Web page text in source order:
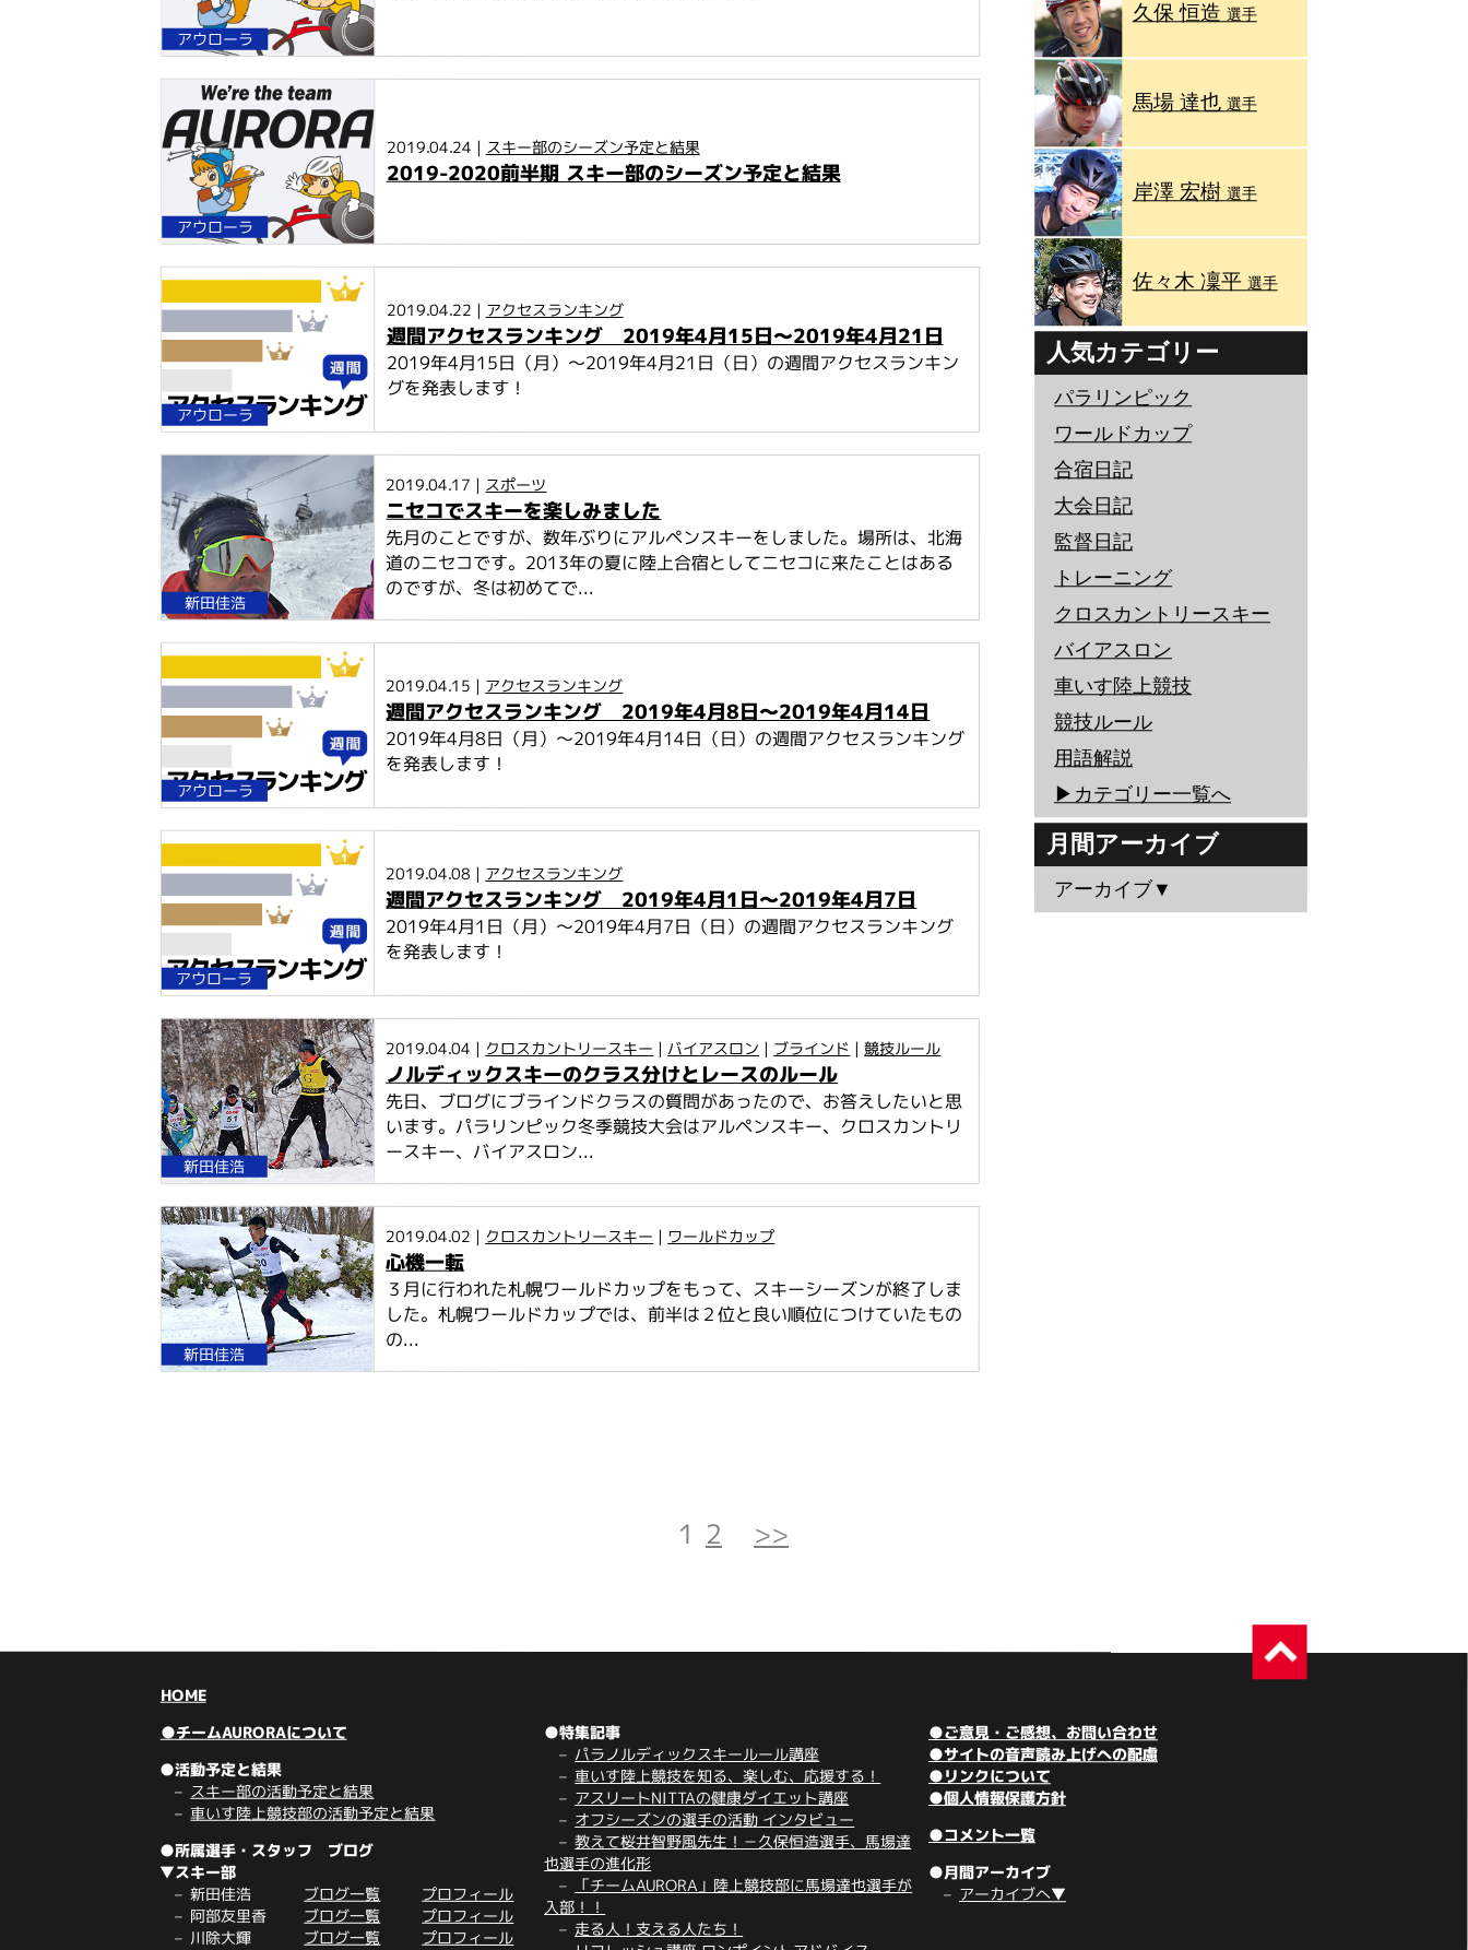
アウローラ
アウローラ
2019.04.24 | スキー部のシーズン予定と結果
2019-2020前半期 スキー部のシーズン予定と結果
アウローラ
2019.04.22 | アクセスランキング
週間アクセスランキング 2019年4月15日～2019年4月21日
2019年4月15日（月）～2019年4月21日（日）の週間アクセスランキン
グを発表します！
新田佳浩
2019.04.17 | スポーツ
ニセコでスキーを楽しみました
先月のことですが、数年ぶりにアルペンスキーをしました。場所は、北海
道のニセコです。2013年の夏に陸上合宿としてニセコに来たことはある
のですが、冬は初めてで...
アウローラ
2019.04.15 | アクセスランキング
週間アクセスランキング 2019年4月8日～2019年4月14日
2019年4月8日（月）～2019年4月14日（日）の週間アクセスランキング
を発表します！
アウローラ
2019.04.08 | アクセスランキング
週間アクセスランキング 2019年4月1日～2019年4月7日
2019年4月1日（月）～2019年4月7日（日）の週間アクセスランキング
を発表します！
新田佳浩
2019.04.04 | クロスカントリースキー | バイアスロン | ブラインド |競技ルール
ノルディックスキーのクラス分けとレースのルール
先日、ブログにブラインドクラスの質問があったので、お答えしたいと思
います。パラリンピック冬季競技大会はアルペンスキー、クロスカントリ
ースキー、バイアスロン...
新田佳浩
2019.04.02 | クロスカントリースキー | ワールドカップ
心機一転
３月に行われた札幌ワールドカップをもって、スキーシーズンが終了しま
した。札幌ワールドカップでは、前半は２位と良い順位につけていたもの
の...
久保 恒造 選手
馬場 達也 選手
岸澤 宏樹 選手
佐々木 凜平 選手
人気カテゴリー
パラリンピック
ワールドカップ
合宿日記
大会日記
監督日記
トレーニング
クロスカントリースキー
バイアスロン
車いす陸上競技
競技ルール
用語解説
▶︎カテゴリー一覧へ
月間アーカイブ
アーカイブ▼
1 2 >>
HOME
●チームAURORAについて
●活動予定と結果
スキー部の活動予定と結果
車いす陸上競技部の活動予定と結果
●所属選手・スタッフ ブログ
▼スキー部
新田佳浩 ブログ一覧 プロフィール
阿部友里香 ブログ一覧 プロフィール
川除大輝 ブログ一覧 プロフィール
●特集記事
パラノルディックスキールール講座
車いす陸上競技を知る、楽しむ、応援する！
アスリートNITTAの健康ダイエット講座
オフシーズンの選手の活動 インタビュー
教えて桜井智野風先生！－久保恒造選手、馬場達
也選手の進化形
「チームAURORA」陸上競技部に馬場達也選手が
入部！！
走る人！支える人たち！
●ご意見・ご感想、お問い合わせ
●サイトの音声読み上げへの配慮
●リンクについて
●個人情報保護方針
●コメント一覧
●月間アーカイブ
アーカイブへ▼